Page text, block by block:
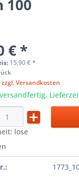
€ *
15,90€*
zzgl. Versandkosten
lose